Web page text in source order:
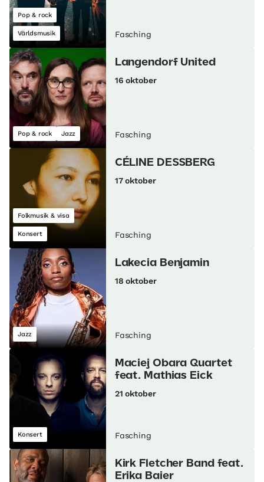
Pop & rock
Världsmusik Fasching
Pop & rock Jazz
Langendorf United
16 oktober
Fasching
Folkmusik & visa
Konsert
CÉLINE DESSBERG
17 oktober
Fasching
Jazz
Lakecia Benjamin
18 oktober
Fasching
Konsert
Maciej Obara Quartet
feat. Mathias Eick
21 oktober
Fasching
Kirk Fletcher Band feat.
Erika Baier